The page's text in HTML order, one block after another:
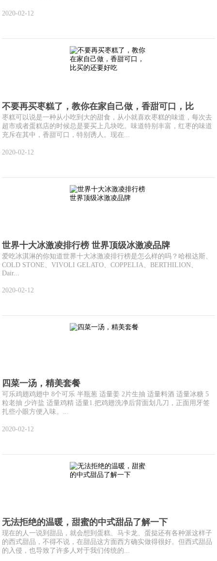
2020-02-12
不要再买枣糕了，教你在家自己做，香甜可口，比
枣糕可以说是一种从小吃到大的甜食，从小就喜欢枣糕的味道，每次去
超市或者蛋糕店的时候总是要买上几块吃。味道特别丰富，红枣的味道
充斥在其中，香甜可口，特别诱人。现在...
2020-02-12
世界十大冰激凌排行榜 世界顶级冰激凌品牌
爱吃冰淇淋的你知道世界十大冰激凌排行榜是怎么样的吗？哈根达斯、
COLD STONE、VIVOLI GELATO、COPPELIA、BERTHILION、
Dair...
2020-02-12
四菜一汤，精美套餐
可乐鸡翅鸡翅中 8个可乐 半瓶葱 适量姜 2片生抽 适量料酒 适量冰糖 5
粒老抽 少许盐 适量鸡精 适量1.把鸡翅洗净后背面划几刀，正面用牙签
扎些小眼方便入味。...
2020-02-12
无法拒绝的温暖，甜蜜的中式甜品了解一下
现在的人一说到甜品，就会想到蛋糕、马卡龙、蛋挞还有各种派这样子
的西式甜品，不得不说，在甜品这方面西方确实做得很好。但西式甜品
的入侵，也导致了许多人对于我们传统的...